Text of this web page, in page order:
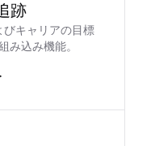
跡
びキャリアの目標
み込み機能。